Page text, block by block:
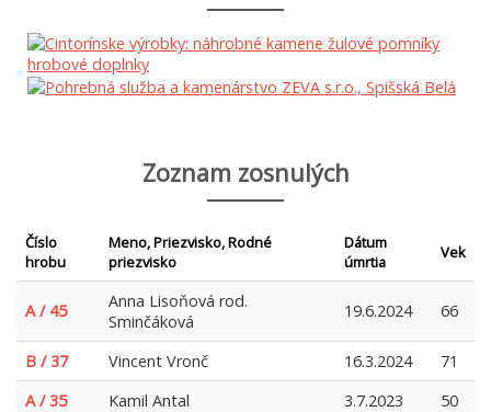
Zoznam zosnulých
Číslo
hrobu
Meno, Priezvisko, Rodné
priezvisko
Dátum
úmrtia
Vek
A / 45
Anna Lisoňová rod.
Sminčáková
19.6.2024 66
B / 37 Vincent Vronč 16.3.2024
71
A / 35
Kamil Antal 3.7.2023
50